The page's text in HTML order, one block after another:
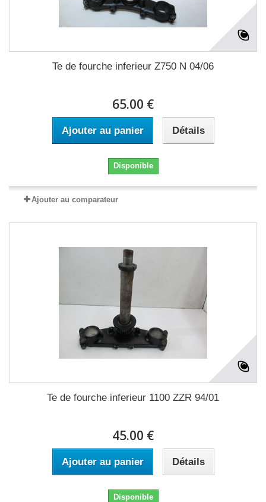
Te de fourche inferieur Z750 N 04/06
65.00 €
Ajouter au panier Détails
Disponible
Ajouter au comparateur
Te de fourche inferieur 1100 ZZR 94/01
45.00 €
Ajouter au panier Détails
Disponible